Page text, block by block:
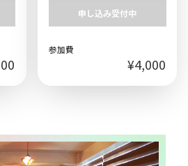
申し込み受付中
参加費
¥4,000